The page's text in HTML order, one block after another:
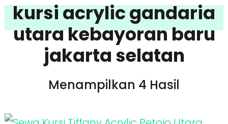
kursi acrylic gandaria
utara kebayoran baru
jakarta selatan
Menampilkan 4 Hasil